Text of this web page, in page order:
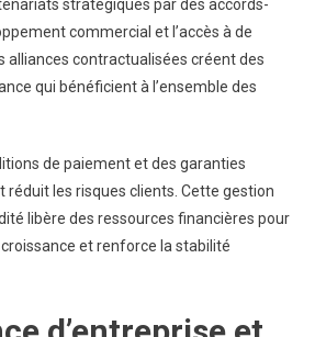
stratégiques par des accords-
commercial et l’accès à de
alliances contractualisées créent des
qui bénéficient à l’ensemble des
de paiement et des garanties
réduit les risques clients. Cette gestion
libère des ressources financières pour
et renforce la stabilité